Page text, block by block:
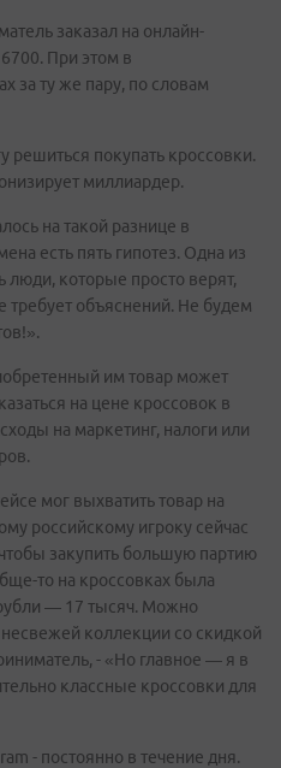
заказал на онлайн-
При этом в
за ту же пару, по словам
решиться покупать кроссовки.
миллиардер.
на такой разнице в
есть пять гипотез. Одна из
люди, которые просто верят,
требует объяснений. Не будем
им товар может
на цене кроссовок в
на маркетинг, налоги или
мог выхватить товар на
российскому игроку сейчас
закупить большую партию
то на кроссовках была
— 17 тысяч. Можно
коллекции со скидкой
- «Но главное — я в
классные кроссовки для
- постоянно в течение дня.